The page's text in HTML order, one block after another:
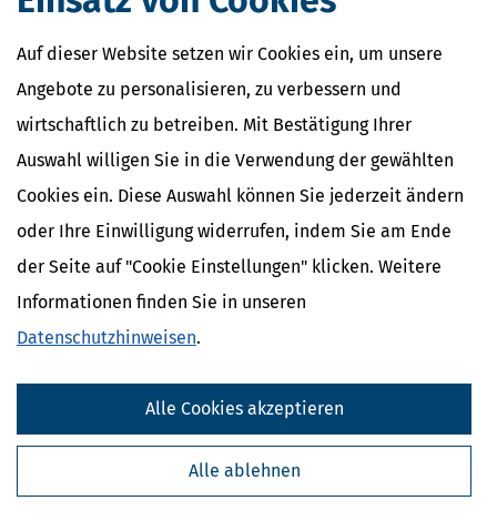
Auf dieser Website setzen wir Cookies ein, um unsere
Angebote zu personalisieren, zu verbessern und
wirtschaftlich zu betreiben. Mit Bestätigung Ihrer
Auswahl willigen Sie in die Verwendung der gewählten
Cookies ein. Diese Auswahl können Sie jederzeit ändern
oder Ihre Einwilligung widerrufen, indem Sie am Ende
der Seite auf "Cookie Einstellungen" klicken. Weitere
Informationen finden Sie in unseren
Datenschutzhinweisen.
Alle ablehnen
Alle Cookies akzeptieren
Steuertipps
Steuertipps Selbstständige
Geldtipps